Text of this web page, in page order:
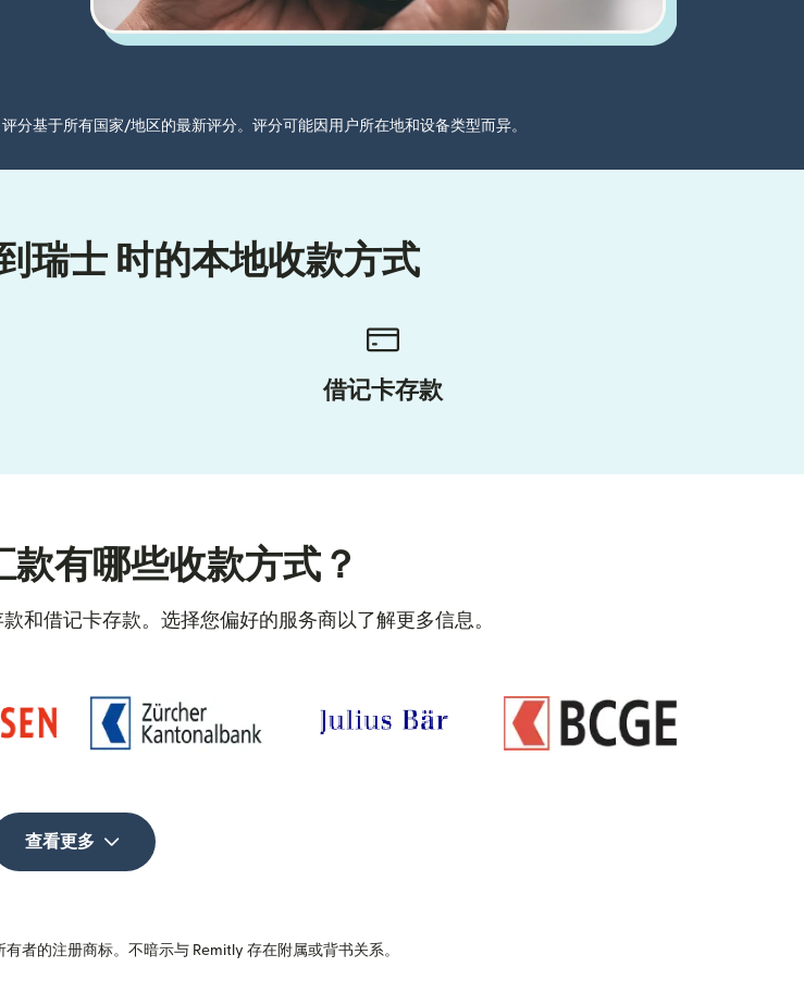
分基于所有国家/地区的最新评分。评分可能因用户所在地和设备类型而异。
瑞士 时的本地收款方式
借记卡存款
款有哪些收款方式？
和借记卡存款。选择您偏好的服务商以了解更多信息。
查看更多
者的注册商标。不暗示与 Remitly 存在附属或背书关系。